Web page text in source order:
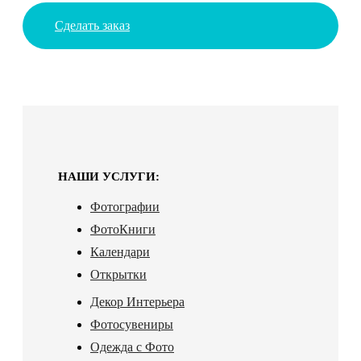
Сделать заказ
НАШИ УСЛУГИ:
Фотографии
ФотоКниги
Календари
Открытки
Декор Интерьера
Фотосувениры
Одежда с Фото